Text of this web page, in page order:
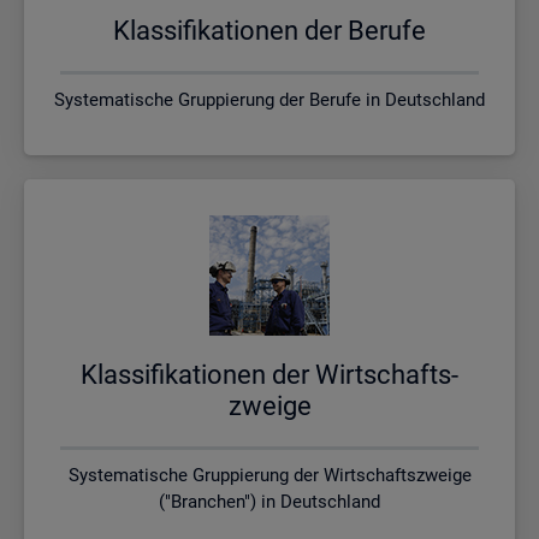
Klas­si­fi­ka­tio­nen der Be­ru­fe
Systematische Gruppierung der Berufe in Deutschland
Klas­si­fi­ka­tio­nen der Wirt­schafts­
zwei­ge
Systematische Gruppierung der Wirtschaftszweige
("Branchen") in Deutschland